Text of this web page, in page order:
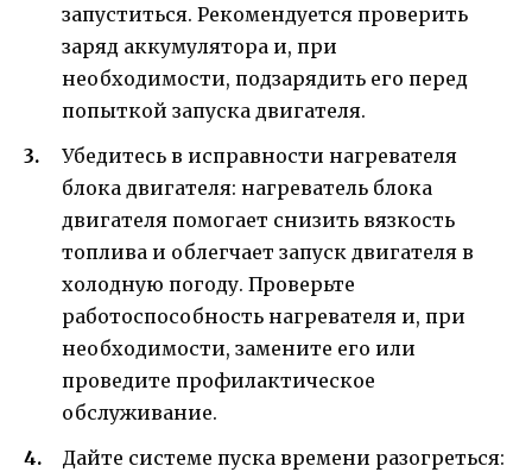
запуститься. Рекомендуется проверить
заряд аккумулятора и, при
необходимости, подзарядить его перед
попыткой запуска двигателя.
Убедитесь в исправности нагревателя
блока двигателя: нагреватель блока
двигателя помогает снизить вязкость
топлива и облегчает запуск двигателя в
холодную погоду. Проверьте
работоспособность нагревателя и, при
необходимости, замените его или
проведите профилактическое
обслуживание.
Дайте системе пуска времени разогреться: